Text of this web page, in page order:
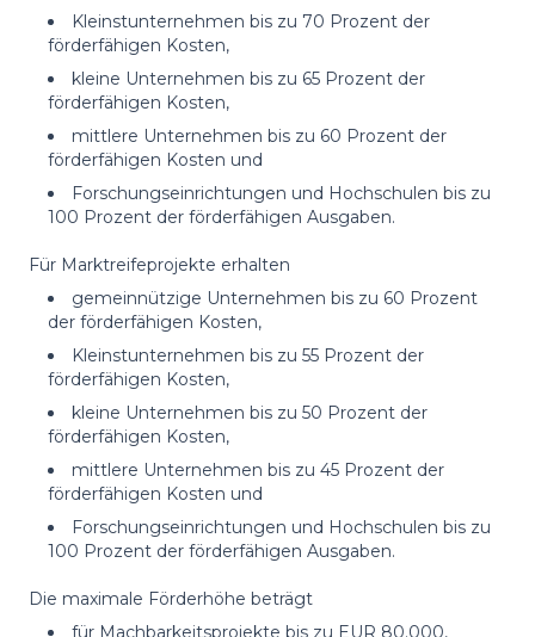
Kleinstunternehmen bis zu 70 Prozent der
förderfähigen Kosten,
kleine Unternehmen bis zu 65 Prozent der
förderfähigen Kosten,
mittlere Unternehmen bis zu 60 Prozent der
förderfähigen Kosten und
Forschungseinrichtungen und Hochschulen bis zu
100 Prozent der förderfähigen Ausgaben.
Für Marktreifeprojekte erhalten
gemeinnützige Unternehmen bis zu 60 Prozent
der förderfähigen Kosten,
Kleinstunternehmen bis zu 55 Prozent der
förderfähigen Kosten,
kleine Unternehmen bis zu 50 Prozent der
förderfähigen Kosten,
mittlere Unternehmen bis zu 45 Prozent der
förderfähigen Kosten und
Forschungseinrichtungen und Hochschulen bis zu
100 Prozent der förderfähigen Ausgaben.
Die maximale Förderhöhe beträgt
für Machbarkeitsprojekte bis zu EUR 80.000,